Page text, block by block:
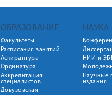
ОБРАЗОВАНИЕ
Факультеты
Расписания занятий
Аспирантура
Ординатура
Аккредитация
специалистов
Довузовская
НАУКА
НИИ и
Научные
издания